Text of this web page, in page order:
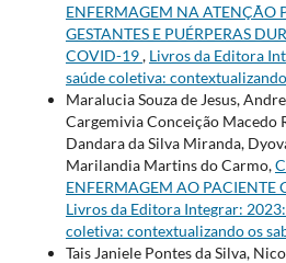
ENFERMAGEM NA ATENÇÃO
GESTANTES E PUÉRPERAS
COVID-19, Livros da Editora
saúde coletiva:
Maralucia Souza de Jesus,
Cargemivia Conceição Macedo
Dandara da Silva Miranda,
Marilandia Martins do Carmo,
ENFERMAGEM AO PACIENTE
Livros da Editora Integrar:
coletiva: contextualizando os
Tais Janiele Pontes da Silva,